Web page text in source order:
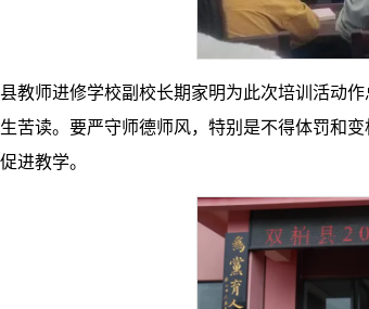
教师进修学校副校长期家明为此次培训活动
苦读。要严守师德师风，特别是不得体罚和
进教学。